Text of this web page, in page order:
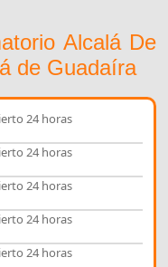
Alcalá De
de Guadaíra
24 horas
24 horas
24 horas
24 horas
24 horas